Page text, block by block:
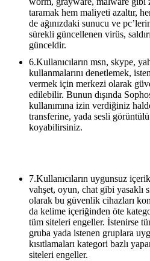
taramak hem maliyeti azaltır,
de ağınızdaki sunucu ve
sürekli güncellenen virüs,
günceldir.
6.Kullanıcıların msn, skype,
kullanmalarını denetlemek,
vermek için merkezi olarak
edilebilir. Bunun dışında
kullanımına izin verdiğiniz
transferine, yada sesli
koyabilirsiniz.
7.Kullanıcıların uygunsuz
vahşet, oyun, chat gibi yasaklı
olarak bu güvenlik cihazları
da kelime içeriğinden öte
tüm siteleri engeller. İstenirse
gruba yada istenen gruplara
kısıtlamaları kategori bazlı
siteleri engeller.